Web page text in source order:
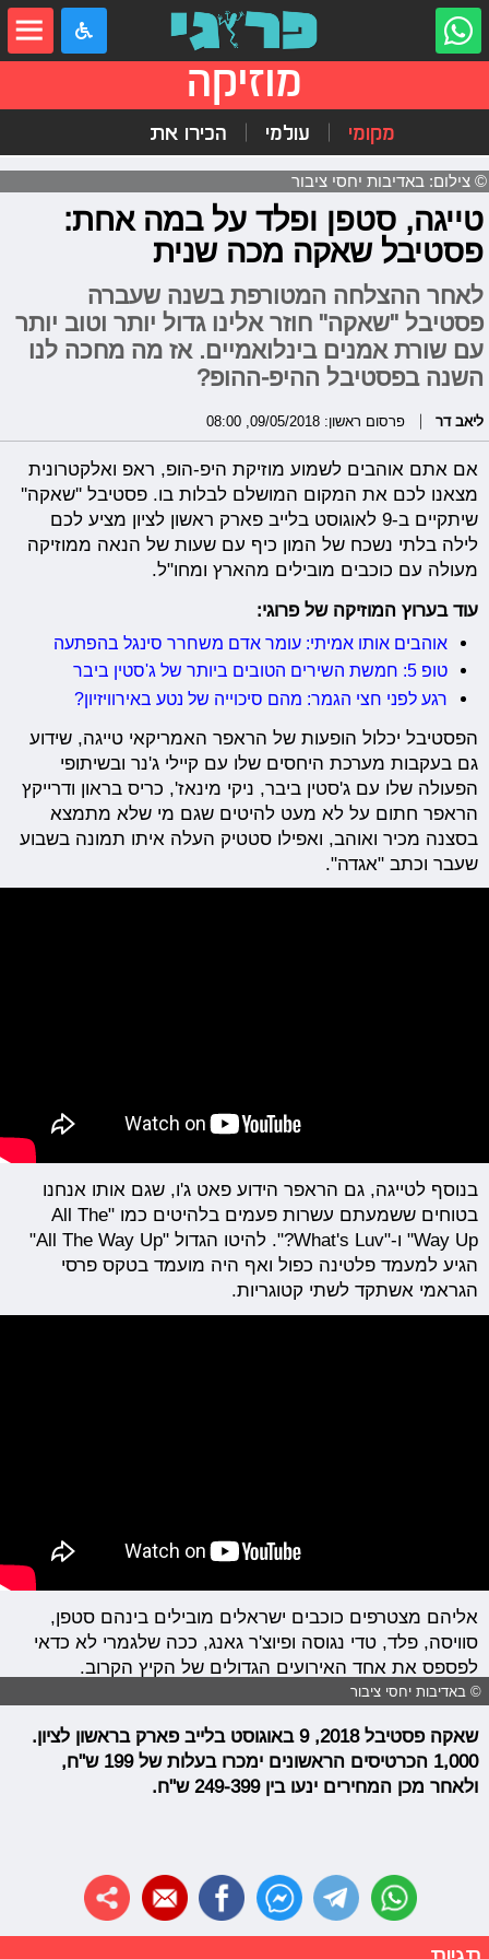
מוזיקה
מקומי עולמי הכירו את
© צילום: באדיבות יחסי ציבור
טייגה, סטפן ופלד על במה אחת:
פסטיבל שאקה מכה שנית
לאחר ההצלחה המטורפת בשנה שעברה
פסטיבל "שאקה" חוזר אלינו גדול יותר וטוב יותר
עם שורת אמנים בינלואמיים. אז מה מחכה לנו
השנה בפסטיבל ההיפ-ההופ?
ליאב דר פרסום ראשון: 09/05/2018, 08:00
אם אתם אוהבים לשמוע מוזיקת היפ-הופ, ראפ ואלקטרונית
מצאנו לכם את המקום המושלם לבלות בו. פסטיבל ''שאקה''
שיתקיים ב-9 לאוגוסט בלייב פארק ראשון לציון מציע לכם
לילה בלתי נשכח של המון כיף עם שעות של הנאה ממוזיקה
מעולה עם כוכבים מובילים מהארץ ומחו"ל.
עוד בערוץ המוזיקה של פרוגי:
אוהבים אותו אמיתי: עומר אדם משחרר סינגל בהפתעה
טופ 5: חמשת השירים הטובים ביותר של ג'סטין ביבר
רגע לפני חצי הגמר: מהם סיכוייה של נטע באירוויזיון?
הפסטיבל יכלול הופעות של הראפר האמריקאי טייגה, שידוע
גם בעקבות מערכת היחסים שלו עם קיילי ג'נר ובשיתופי
הפעולה שלו עם ג'סטין ביבר, ניקי מינאז', כריס בראון ודרייקץ
הראפר חתום על לא מעט להיטים שגם מי שלא מתמצא
בסצנה מכיר ואוהב, ואפילו סטטיק העלה איתו תמונה בשבוע
שעבר וכתב "אגדה".
בנוסף לטייגה, גם הראפר הידוע פאט ג'ו, שגם אותו אנחנו
בטוחים ששמעתם עשרות פעמים בלהיטים כמו "All The
Way Up" ו-"What's Luv?". להיטו הגדול "All The Way Up"
הגיע למעמד פלטינה כפול ואף היה מועמד בטקס פרסי
הגראמי אשתקד לשתי קטוגריות.
אליהם מצטרפים כוכבים ישראלים מובילים בינהם סטפן,
סוויסה, פלד, טדי נגוסה ופיוצ'ר גאנג, ככה שלגמרי לא כדאי
לפספס את אחד האירועים הגדולים של הקיץ הקרוב.
© באדיבות יחסי ציבור
שאקה פסטיבל 2018, 9 באוגוסט בלייב פארק בראשון לציון.
1,000 הכרטיסים הראשונים ימכרו בעלות של 199 ש"ח,
ולאחר מכן המחירים ינעו בין 249-399 ש"ח.